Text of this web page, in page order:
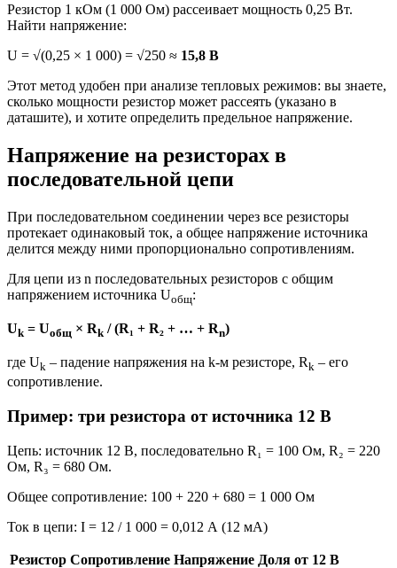
Резистор 1 кОм (1 000 Ом) рассеивает мощность 0,25 Вт.
Найти напряжение:
U = √(0,25 × 1 000) = √250 ≈ 15,8 В
Этот метод удобен при анализе тепловых режимов: вы знаете,
сколько мощности резистор может рассеять (указано в
даташите), и хотите определить предельное напряжение.
Напряжение на резисторах в
последовательной цепи
При последовательном соединении через все резисторы
протекает одинаковый ток, а общее напряжение источника
делится между ними пропорционально сопротивлениям.
Для цепи из n последовательных резисторов с общим
напряжением источника Uобщ:
Uk = Uобщ × Rk / (R₁ + R₂ + … + Rn)
где Uk – падение напряжения на k-м резисторе, Rk – его
сопротивление.
Пример: три резистора от источника 12 В
Цепь: источник 12 В, последовательно R₁ = 100 Ом, R₂ = 220
Ом, R₃ = 680 Ом.
Общее сопротивление: 100 + 220 + 680 = 1 000 Ом
Ток в цепи: I = 12 / 1 000 = 0,012 А (12 мА)
Резистор Сопротивление Напряжение Доля от 12 В